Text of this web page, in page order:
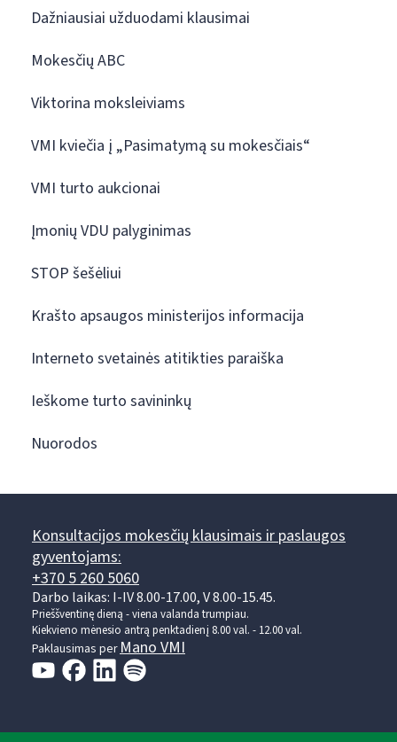
Dažniausiai užduodami klausimai
Mokesčių ABC
Viktorina moksleiviams
VMI kviečia į „Pasimatymą su mokesčiais“
VMI turto aukcionai
Įmonių VDU palyginimas
STOP šešėliui
Krašto apsaugos ministerijos informacija
Interneto svetainės atitikties paraiška
Ieškome turto savininkų
Nuorodos
Konsultacijos mokesčių klausimais ir paslaugos
gyventojams:
+370 5 260 5060
Darbo laikas: I-IV 8.00-17.00, V 8.00-15.45.
Prieššventinę dieną - viena valanda trumpiau.
Kiekvieno mėnesio antrą penktadienį 8.00 val. - 12.00 val.
Paklausimas per Mano VMI